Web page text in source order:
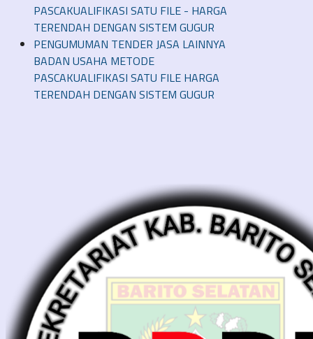
PASCAKUALIFIKASI SATU FILE - HARGA
TERENDAH DENGAN SISTEM GUGUR
PENGUMUMAN TENDER JASA LAINNYA
BADAN USAHA METODE
PASCAKUALIFIKASI SATU FILE HARGA
TERENDAH DENGAN SISTEM GUGUR